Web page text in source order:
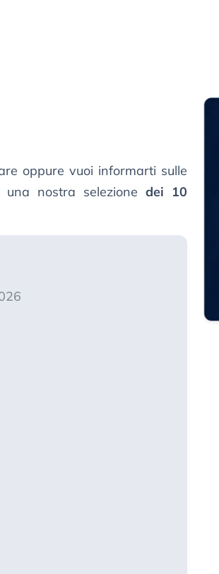
oppure vuoi informarti sulle
una nostra selezionedei 10